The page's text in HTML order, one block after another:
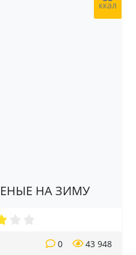
ккал
НА ЗИМУ
43 948
0